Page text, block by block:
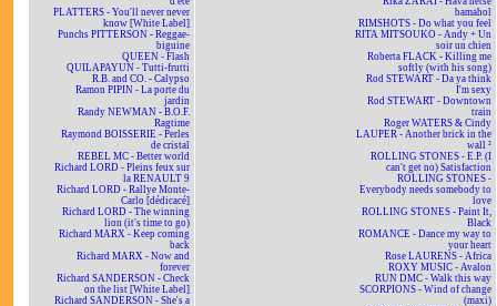
PLATTERS - You'll never never
know [White Label]
Punchs PITTERSON - Reggae-
biguine
QUEEN - Flash
QUILAPAYUN - Tutti-frutti
R.B. and CO. - Calypso
Ramon PIPIN - La porte du
jardin
Randy NEWMAN - B.O.F.
Ragtime
Raymond BOISSERIE - Perles
de cristal
REBEL MC - Better world
Richard LORD - Pleins feux sur
la RENAULT 9
Richard LORD - Rallye Monte-
Carlo [dédicacé]
Richard LORD - The winning
lion (it's time to go)
Richard MARX - Keep coming
back
Richard MARX - Now and
forever
Richard SANDERSON - Check
on the list [White Label]
Richard SANDERSON - She's a
bamahol
RIMSHOTS - Do what you feel
RITA MITSOUKO - Andy + Un
soir un chien
Roberta FLACK - Killing me
softly (with his song)
Rod STEWART - Da ya think
I'm sexy
Rod STEWART - Downtown
train
Roger WATERS & Cindy
LAUPER - Another brick in the
wall ²
ROLLING STONES - E.P. (I
can't get no) Satisfaction
ROLLING STONES -
Everybody needs somebody to
love
ROLLING STONES - Paint It,
Black
ROMANCE - Dance my way to
your heart
Rose LAURENS - Africa
ROXY MUSIC - Avalon
RUN DMC - Walk this way
SCORPIONS - Wind of change
(maxi)